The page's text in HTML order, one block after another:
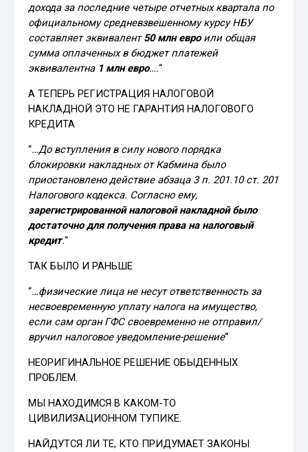
дохода за последние четыре отчетных квартала по
официальному средневзвешенному курсу НБУ
составляет эквивалент50 млн евроили общая
сумма оплаченных в бюджет платежей
эквивалентна 1 млн евро….“
А ТЕПЕРЬ РЕГИСТРАЦИЯ НАЛОГОВОЙ
НАКЛАДНОЙ ЭТО НЕ ГАРАНТИЯ НАЛОГОВОГО
КРЕДИТА
“…До вступления в силу нового порядка
блокировки накладных от Кабмина было
приостановлено действие абзаца 3 п. 201.10 ст. 201
Налогового кодекса. Согласно ему,
зарегистрированной налоговой накладной было
достаточно для получения права на налоговый
кредит.“
ТАК БЫЛО И РАНЬШЕ
“…физические лица не несут ответственность за
несвоевременную уплату налога на имущество,
если сам орган ГФС своевременно не отправил/
вручил налоговое уведомление-решение“
НЕОРИГИНАЛЬНОЕ РЕШЕНИЕ ОБЫДЕННЫХ
ПРОБЛЕМ.
МЫ НАХОДИМСЯ В КАКОМ-ТО
ЦИВИЛИЗАЦИОННОМ ТУПИКЕ.
НАЙДУТСЯ ЛИ ТЕ, КТО ПРИДУМАЕТ ЗАКОНЫ